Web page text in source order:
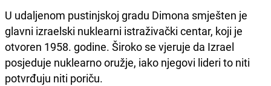
U udaljenom pustinjskoj gradu Dimona smješten je
glavni izraelski nuklearni istraživački centar, koji je
otvoren 1958. godine. Široko se vjeruje da Izrael
posjeduje nuklearno oružje, iako njegovi lideri to niti
potvrđuju niti poriču.